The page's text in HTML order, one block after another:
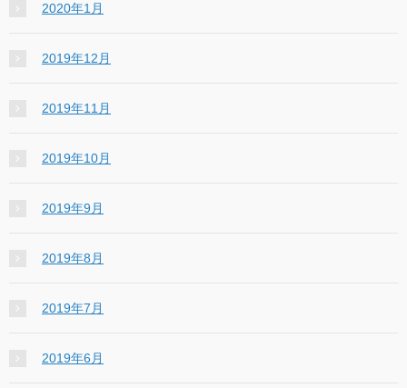
2020年1月
2019年12月
2019年11月
2019年10月
2019年9月
2019年8月
2019年7月
2019年6月